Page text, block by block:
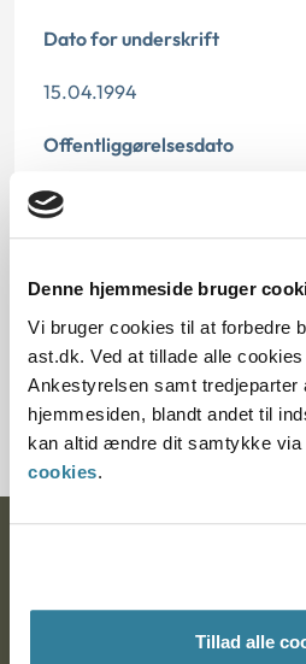
Denne hjemmeside bruger
Vi bruger cookies til at forbedre
ast.dk. Ved at tillade alle
Ankestyrelsen samt tredjeparter
hjemmesiden, blandt andet til
kan altid ændre dit samtykke via
cookies.
Tillad alle
Dato for underskrift
15.04.1994
Offentliggørelsesdato
12.07.2013
§ 112 § 120 § 118 § 91 § 117 § 119
Journalnummer
21067-93